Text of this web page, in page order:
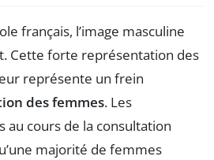
français, l’image masculine
Cette forte représentation des
représente un frein
des femmes. Les
au cours de la consultation
majorité de femmes